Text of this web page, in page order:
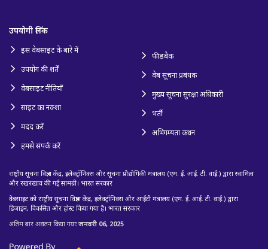
उपयोगी लिंक
इस वेबसाइट के बारे में
उपयोग की शर्तें
वेबसाइट नीतियाँ
साइट का नक्शा
मदद करें
हमसे संपर्क करें
फीडबैक
वेब सूचना प्रबंधक
मुख्य सूचना सुरक्षा अधिकारी
भर्ती
अभिगम्यता कथन
राष्ट्रीय सूचना विज्ञान केंद्र, इलेक्ट्रॉनिक्स और सूचना प्रौद्योगिकी मंत्रालय (एम. ई. आई. टी. वाई.) द्वारा स्वामित्व
और रखरखाव की गई सामग्री। भारत सरकार
वेबसाइट को राष्ट्रीय सूचना विज्ञान केंद्र, इलेक्ट्रॉनिक्स और आईटी मंत्रालय (एम. ई. आई. टी. वाई.) द्वारा
डिजाइन, विकसित और होस्ट किया गया है। भारत सरकार
अंतिम बार अद्यतन किया गयाःजनवरी 06, 2025